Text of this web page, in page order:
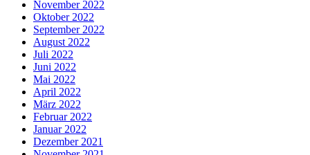
November 2022
Oktober 2022
September 2022
August 2022
Juli 2022
Juni 2022
Mai 2022
April 2022
März 2022
Februar 2022
Januar 2022
Dezember 2021